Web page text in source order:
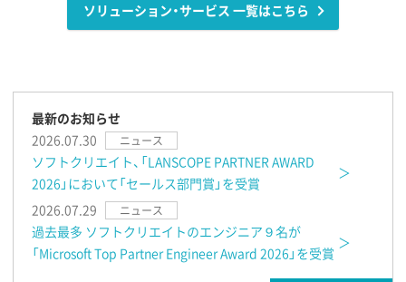
ソリューション・サービス 一覧はこちら
最新のお知らせ
2026.07.30
ニュース
ソフトクリエイト、「LANSCOPE PARTNER AWARD
2026」において「セールス部門賞」を受賞
2026.07.29
ニュース
過去最多 ソフトクリエイトのエンジニア９名が
「Microsoft Top Partner Engineer Award 2026」を受賞